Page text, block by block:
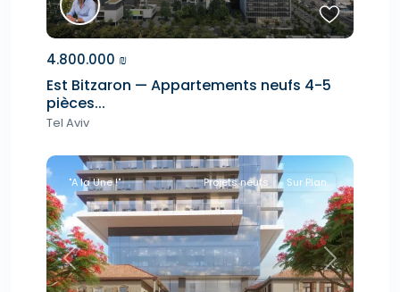
4.800.000 ₪
Est Bitzaron — Appartements neufs 4-5
pièces...
Tel Aviv
Previous Next
"A la Une !" Projets neufs Sur Plan